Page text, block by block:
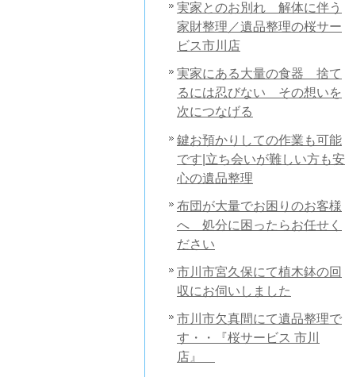
実家とのお別れ 解体に伴う
家財整理／遺品整理の桜サー
ビス市川店
実家にある大量の食器 捨て
るには忍びない その想いを
次につなげる
鍵お預かりしての作業も可能
です|立ち会いが難しい方も安
心の遺品整理
布団が大量でお困りのお客様
へ 処分に困ったらお任せく
ださい
市川市宮久保にて植木鉢の回
収にお伺いしました
市川市欠真間にて遺品整理で
す・・『桜サービス 市川
店』